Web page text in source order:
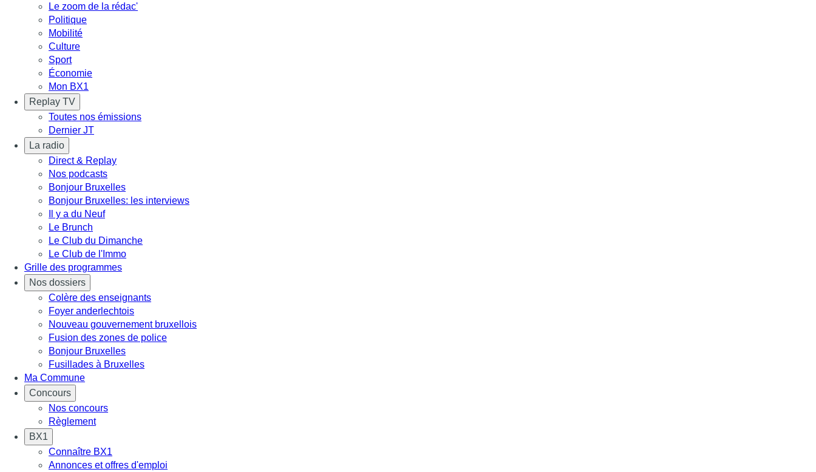
Le zoom de la rédac'
Politique
Mobilité
Culture
Sport
Économie
Mon BX1
Replay TV
Toutes nos émissions
Dernier JT
La radio
Direct & Replay
Nos podcasts
Bonjour Bruxelles
Bonjour Bruxelles: les interviews
Il y a du Neuf
Le Brunch
Le Club du Dimanche
Le Club de l'Immo
Grille des programmes
Nos dossiers
Colère des enseignants
Foyer anderlechtois
Nouveau gouvernement bruxellois
Fusion des zones de police
Bonjour Bruxelles
Fusillades à Bruxelles
Ma Commune
Concours
Nos concours
Règlement
BX1
Connaître BX1
Annonces et offres d'emploi